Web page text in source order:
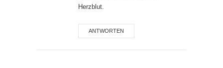
Herzblut.
ANTWORTEN